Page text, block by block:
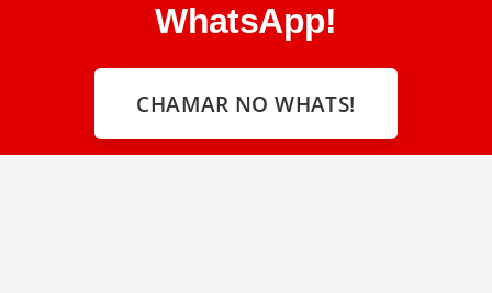
WhatsApp!
CHAMAR NO WHATS!